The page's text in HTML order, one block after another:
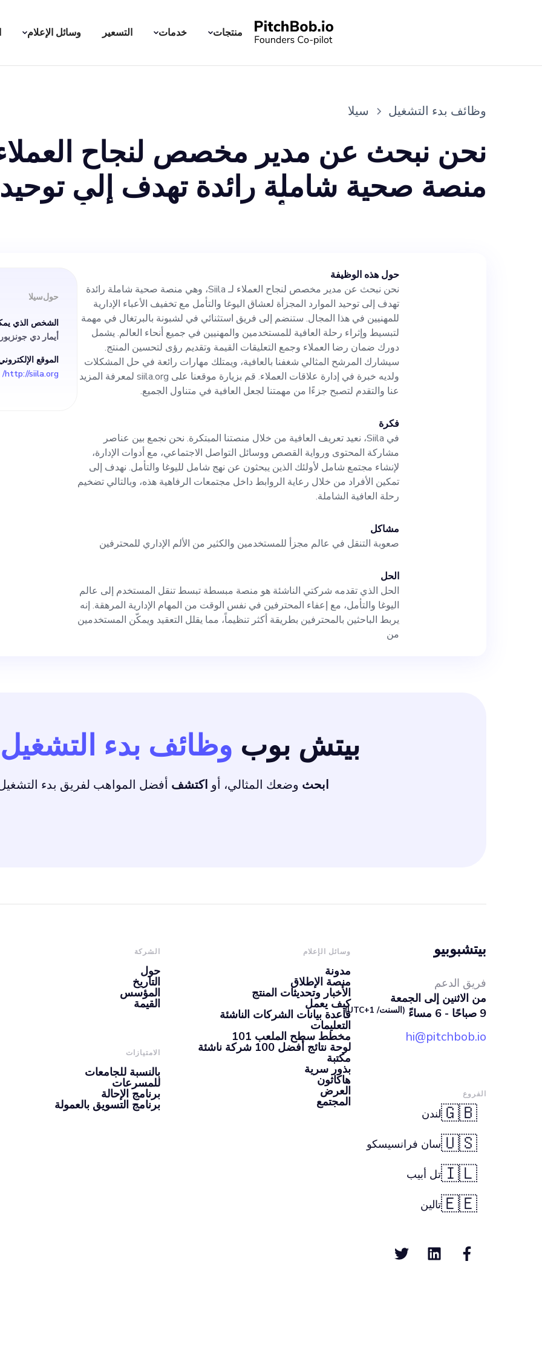
منتجات خدمات التسعير وسائل الإعلام
وظائف بدء التشغيل سيلا
منصة صحية شاملة رائدة تهدف إلى توحيد
في مهمة لتبسيط وإثراء رحلة العافية
والمهنيين في جميع أنحاء العالم. يشمل
العملاء وجمع التعليقات القيمة وتقديم
سيشارك المرشح المثالي شغفنا
رائعة في حل المشكلات ولديه خبرة في
والتقدم لتصبح جزءًا من مهمتنا لجعل
حول هذه الوظيفة
نحن نبحث عن مدير مخصص لنجاح العملاء لـ Siila، وهي منصة صحية شاملة رائدة
تهدف إلى توحيد الموارد المجزأة لعشاق اليوغا والتأمل مع تخفيف الأعباء الإدارية
للمهنيين في هذا المجال. ستنضم إلى فريق استثنائي في لشبونة بالبرتغال في مهمة
لتبسيط وإثراء رحلة العافية للمستخدمين والمهنيين في جميع أنحاء العالم. يشمل
دورك ضمان رضا العملاء وجمع التعليقات القيمة وتقديم رؤى لتحسين المنتج.
سيشارك المرشح المثالي شغفنا بالعافية، ويمتلك مهارات رائعة في حل المشكلات
ولديه خبرة في إدارة علاقات العملاء. قم بزيارة موقعنا على siila.org لمعرفة المزيد
عنا والتقدم لتصبح جزءًا من مهمتنا لجعل العافية في متناول الجميع.
فكرة
في Siila، نعيد تعريف العافية من خلال منصتنا المبتكرة. نحن نجمع بين عناصر
مشاركة المحتوى ورواية القصص ووسائل التواصل الاجتماعي، مع أدوات الإدارة،
لإنشاء مجتمع شامل لأولئك الذين يبحثون عن نهج شامل لليوغا والتأمل. نهدف إلى
تمكين الأفراد من خلال رعاية الروابط داخل مجتمعات الرفاهية هذه، وبالتالي تضخيم
رحلة العافية الشاملة.
مشاكل
صعوبة التنقل في عالم مجزأ للمستخدمين والكثير من الألم الإداري للمحترفين
الحل
الحل الذي تقدمه شركتي الناشئة هو منصة مبسطة تبسط تنقل المستخدم إلى عالم
اليوغا والتأمل، مع إعفاء المحترفين في نفس الوقت من المهام الإدارية المرهقة. إنه
يربط الباحثين بالمحترفين بطريقة أكثر تنظيماً، مما يقلل التعقيد ويمكّن المستخدمين
من
حولسيلا
الشخص الذي
أيمار دي
الموقع
http://siila.org/
بيتش بوب وظائف بدء التشغيل
ابحث وضعك المثالي، أو اكتشف أفضل المواهب لفريق بدء
بيتشبوبيو
فريق الدعم
من الاثنين إلى الجمعة
9 صباحًا - 6 مساءً
(السنت/ UTC+1)
hi@pitchbob.io
الفروع
🇬🇧لندن
🇺🇸سان فرانسيسكو
🇮🇱تل أبيب
🇪🇪تالين
الشركة
حول
التاريخ
المؤسس
القيمة
الامتيازات
بالنسبة للجامعات
للمسرعات
برنامج الإحالة
برنامج التسويق بالعمولة
وسائل الإعلام
مدونة
منصة الإطلاق
الأخبار وتحديثات المنتج
كيف يعمل
قاعدة بيانات الشركات الناشئة
التعليمات
مخطط سطح الملعب 101
لوحة نتائج أفضل 100 شركة ناشئة
مكتبة
بذور سرية
هاكاثون
العرض
المجتمع